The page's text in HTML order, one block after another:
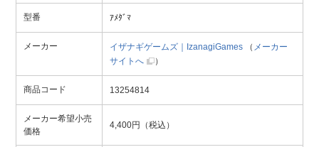
型番 ｱﾒﾀﾞﾏ
メーカー イザナギゲームズ｜IzanagiGames （ メーカー
サイトへ
）
商品コード 13254814
メーカー希望小売
価格
4,400円（税込）